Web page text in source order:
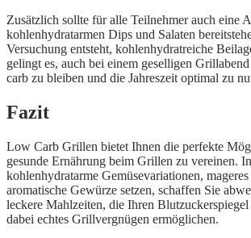
Zusätzlich sollte für alle Teilnehmer auch eine
kohlenhydratarmen Dips und Salaten
Versuchung entsteht, kohlenhydratreiche
gelingt es, auch bei einem geselligen
carb zu bleiben und die Jahreszeit optimal zu
Fazit
Low Carb Grillen bietet Ihnen die perfekte
gesunde Ernährung beim Grillen zu vereinen.
kohlenhydratarme Gemüsevariationen,
aromatische Gewürze setzen, schaffen Sie
leckere Mahlzeiten, die Ihren
dabei echtes Grillvergnügen ermöglichen.